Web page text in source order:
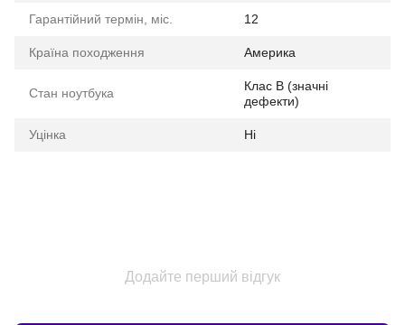
Гарантійний термін, міс. 12
Країна походження Америка
Стан ноутбука
Клас B (значні
дефекти)
Уцінка Ні
Додайте перший відгук